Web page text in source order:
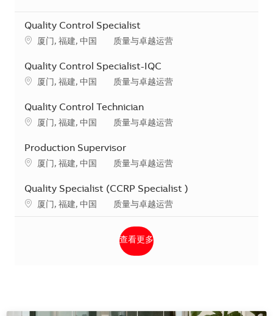
Quality Control Specialist
地点厦门, 福建, 中国 类别
质量与卓越运营
Quality Control Specialist-IQC
地点厦门, 福建, 中国 类别
质量与卓越运营
Quality Control Technician
地点厦门, 福建, 中国 类别
质量与卓越运营
Production Supervisor
地点厦门, 福建, 中国 类别
质量与卓越运营
Quality Specialist (CCRP Specialist )
地点厦门, 福建, 中国 类别
质量与卓越运营
查看更多